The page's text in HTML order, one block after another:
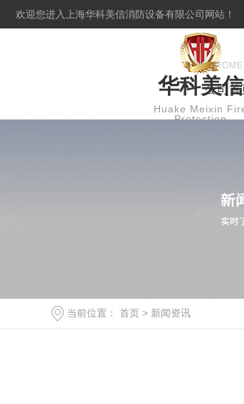
欢迎您进入上海华科美信消防设备有限公司网站！
华科美信
Huake Meixin
Protection
HOME
公司首
当前位置： 首页 > 新闻资讯